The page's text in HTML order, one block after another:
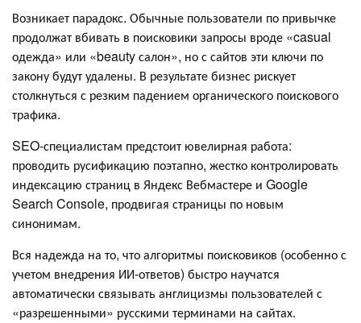
Возникает парадокс. Обычные пользователи по привычке
продолжат вбивать в поисковики запросы вроде «casual
одежда» или «beauty салон», но с сайтов эти ключи по
закону будут удалены. В результате бизнес рискует
столкнуться с резким падением органического поискового
трафика.
SEO-специалистам предстоит ювелирная работа:
проводить русификацию поэтапно, жестко контролировать
индексацию страниц в Яндекс Вебмастере и Google
Search Console, продвигая страницы по новым
синонимам.
Вся надежда на то, что алгоритмы поисковиков (особенно с
учетом внедрения ИИ-ответов) быстро научатся
автоматически связывать англицизмы пользователей с
«разрешенными» русскими терминами на сайтах.